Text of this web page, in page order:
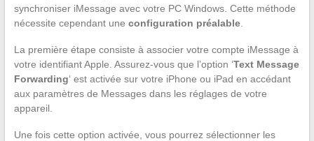
synchroniser iMessage avec votre PC Windows. Cette méthode
nécessite cependant une configuration préalable.
La première étape consiste à associer votre compte iMessage à
votre identifiant Apple. Assurez-vous que l’option ‘Text Message
Forwarding‘ est activée sur votre iPhone ou iPad en accédant
aux paramètres de Messages dans les réglages de votre
appareil.
Une fois cette option activée, vous pourrez sélectionner les